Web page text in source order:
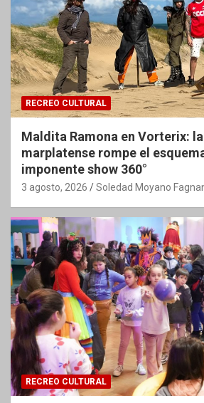
RECREO CULTURAL
Maldita Ramona en Vorterix:
marplatense rompe el
imponente show 360°
3 agosto, 2026 Soledad Moyano
RECREO CULTURAL